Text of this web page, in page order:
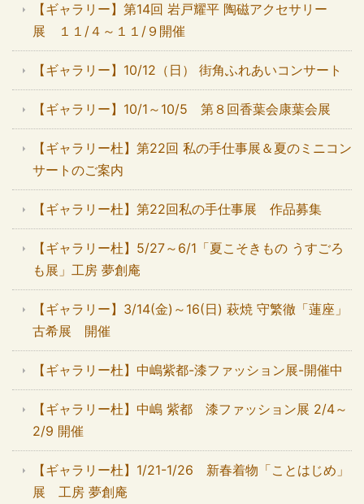
【ギャラリー】第14回 岩戸耀平 陶磁アクセサリー
展 １１/４～１１/９開催
【ギャラリー】10/12（日） 街角ふれあいコンサート
【ギャラリー】10/1～10/5 第８回香葉会康葉会展
【ギャラリー杜】第22回 私の手仕事展＆夏のミニコン
サートのご案内
【ギャラリー杜】第22回私の手仕事展 作品募集
【ギャラリー杜】5/27～6/1「夏こそきもの うすごろ
も展」工房 夢創庵
【ギャラリー】3/14(金)～16(日) 萩焼 守繁徹「蓮座」
古希展 開催
【ギャラリー杜】中嶋紫都-漆ファッション展-開催中
【ギャラリー杜】中嶋 紫都 漆ファッション展 2/4～
2/9 開催
【ギャラリー杜】1/21-1/26 新春着物「ことはじめ」
展 工房 夢創庵